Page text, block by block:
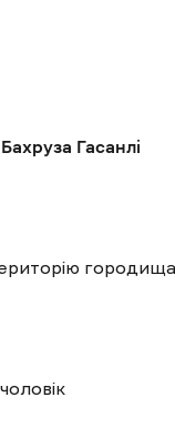
Гасанлі
городища